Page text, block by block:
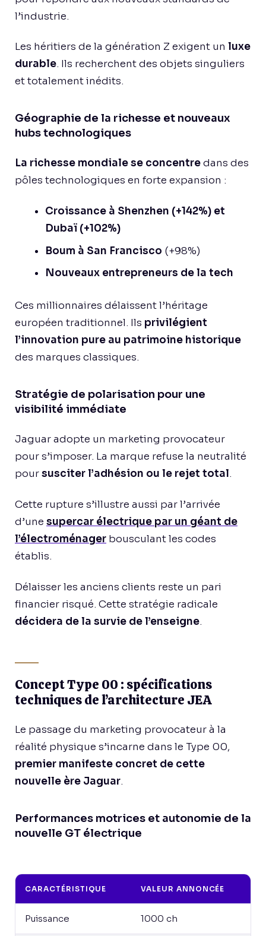
l’industrie.
Les héritiers de la génération Z exigent un luxe
durable. Ils recherchent des objets singuliers
et totalement inédits.
Géographie de la richesse et nouveaux
hubs technologiques
La richesse mondiale se concentredans des
pôles technologiques en forte expansion :
Croissance à Shenzhen (+142%) et
Dubaï (+102%)
Boum à San Francisco (+98%)
Nouveaux entrepreneurs de la tech
Ces millionnaires délaissent l’héritage
européen traditionnel. Ils privilégient
l’innovation pure au patrimoine historique
des marques classiques.
Stratégie de polarisation pour une
visibilité immédiate
Jaguar adopte un marketing provocateur
pour s’imposer. La marque refuse la neutralité
poursusciter l’adhésion ou le rejet total.
Cette rupture s’illustre aussi par l’arrivée
d’une supercar électrique par un géant de
l’électroménager bousculant les codes
établis.
Délaisser les anciens clients reste un pari
financier risqué. Cette stratégie radicale
décidera de la survie de l’enseigne.
Concept Type 00 : spécifications
techniques de l’architecture JEA
Le passage du marketing provocateur à la
réalité physique s’incarne dans le Type 00,
premier manifeste concret de cette
nouvelle ère Jaguar.
Performances motrices et autonomie de la
nouvelle GT électrique
CARACTÉRISTIQUE VALEUR ANNONCÉE
Puissance 1000 ch